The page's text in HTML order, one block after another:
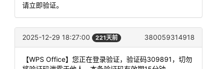
请立即验证。
2025-12-29 18:27:00 221天前 380059314918
【WPS Office】您正在登录验证，验证码309891，切勿